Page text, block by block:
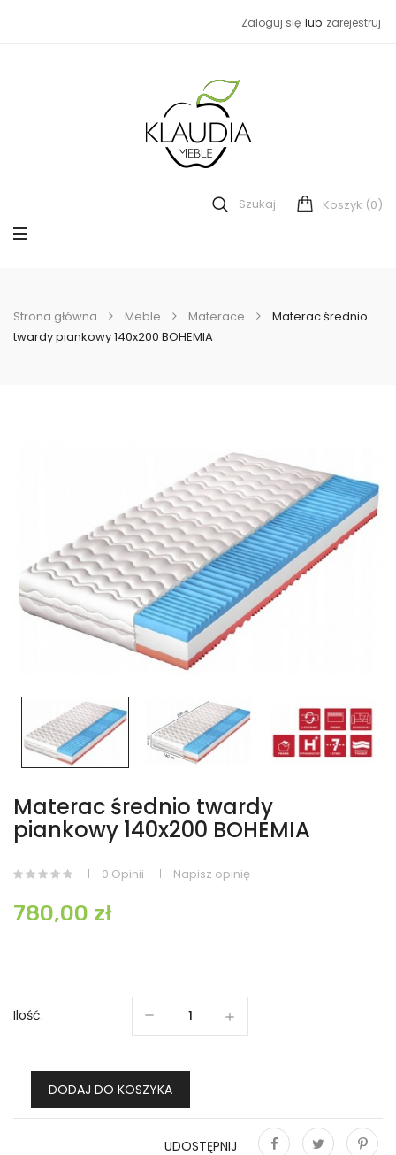
Zaloguj się lub zarejestruj
Szukaj Koszyk (0)
Strona główna Meble Materace
Materac średnio
twardy piankowy 140x200 BOHEMIA
Materac średnio twardy
piankowy 140x200 BOHEMIA
0 Opinii Napisz opinię
780,00 zł
Ilość:
DODAJ DO KOSZYKA
UDOSTĘPNIJ